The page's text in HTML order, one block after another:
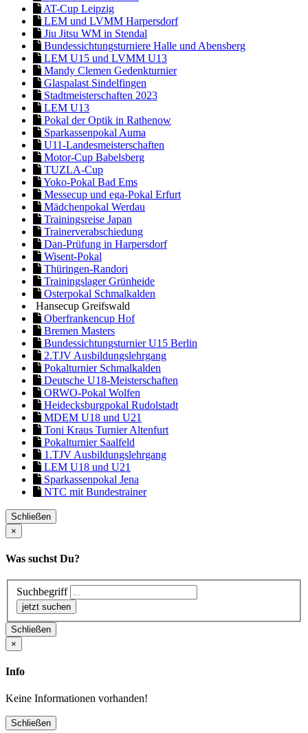
AT-Cup Leipzig
LEM und LVMM Harpersdorf
Jiu Jitsu WM in Stendal
Bundessichtungsturniere Halle und Abensberg
LEM U15 und LVMM U13
Mandy Clemen Gedenkturnier
Glaspalast Sindelfingen
Stadtmeisterschaften 2023
LEM U13
Pokal der Optik in Rathenow
Sparkassenpokal Auma
U11-Landesmeisterschaften
Motor-Cup Babelsberg
TUZLA-Cup
Yoko-Pokal Bad Ems
Messecup und ega-Pokal Erfurt
Mädchenpokal Werdau
Trainingsreise Japan
Trainerverabschiedung
Dan-Prüfung in Harpersdorf
Wisent-Pokal
Thüringen-Randori
Trainingslager Grünheide
Osterpokal Schmalkalden
Hansecup Greifswald
Oberfrankencup Hof
Bremen Masters
Bundessichtungsturnier U15 Berlin
2.TJV Ausbildungslehrgang
Pokalturnier Schmalkalden
Deutsche U18-Meisterschaften
ORWO-Pokal Wolfen
Heidecksburgpokal Rudolstadt
MDEM U18 und U21
Toni Kraus Turnier Altenfurt
Pokalturnier Saalfeld
1.TJV Ausbildungslehrgang
LEM U18 und U21
Sparkassenpokal Jena
NTC mit Bundestrainer
Schließen
×
Was suchst Du?
Suchbegriff
Schließen
×
Info
Keine Informationen vorhanden!
Schließen